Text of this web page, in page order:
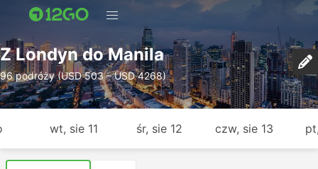
Z Londyn do Manila
96 podróży (USD 503 – USD 4268)
wt, sie 11 śr, sie 12 czw, sie 13